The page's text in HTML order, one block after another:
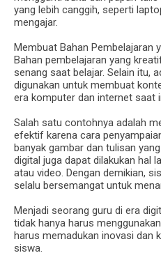
yang lebih canggih, seperti
mengajar.
Membuat Bahan Pembelajaran
Bahan pembelajaran yang
senang saat belajar. Selain itu,
digunakan untuk membuat
era komputer dan internet saat
Salah satu contohnya adalah
efektif karena cara
banyak gambar dan tulisan
digital juga dapat dilakukan hal
atau video. Dengan demikian,
selalu bersemangat untuk
Menjadi seorang guru di era
tidak hanya harus
harus memadukan inovasi dan
siswa.